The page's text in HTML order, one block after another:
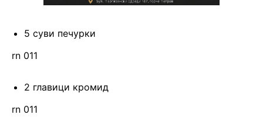
5 суви печурки
rn 011
2 главици кромид
rn 011